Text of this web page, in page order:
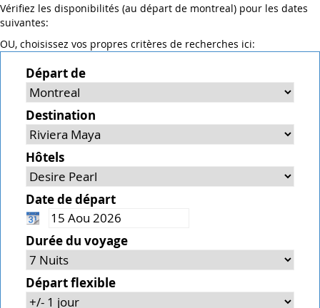
Vérifiez les disponibilités (au départ de montreal) pour les dates
suivantes:
OU, choisissez vos propres critères de recherches ici:
Départ de
Destination
Hôtels
Date de départ
Durée du voyage
Départ flexible